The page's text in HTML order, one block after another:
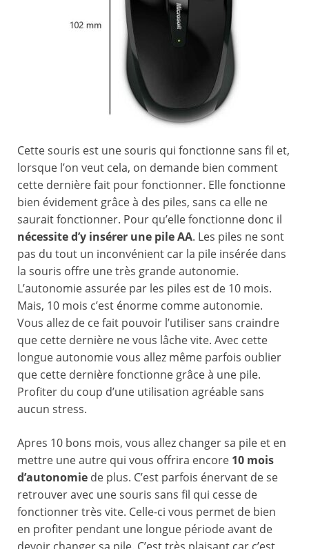
Cette souris est une souris qui fonctionne sans fil et,
lorsque l’on veut cela, on demande bien comment
cette dernière fait pour fonctionner. Elle fonctionne
bien évidement grâce à des piles, sans ca elle ne
saurait fonctionner. Pour qu’elle fonctionne donc il
nécessite d’y insérer une pile AA. Les piles ne sont
pas du tout un inconvénient car la pile insérée dans
la souris offre une très grande autonomie.
L’autonomie assurée par les piles est de 10 mois.
Mais, 10 mois c’est énorme comme autonomie.
Vous allez de ce fait pouvoir l’utiliser sans craindre
que cette dernière ne vous lâche vite. Avec cette
longue autonomie vous allez même parfois oublier
que cette dernière fonctionne grâce à une pile.
Profiter du coup d’une utilisation agréable sans
aucun stress.
Apres 10 bons mois, vous allez changer sa pile et en
mettre une autre qui vous offrira encore 10 mois
d’autonomie de plus. C’est parfois énervant de se
retrouver avec une souris sans fil qui cesse de
fonctionner très vite. Celle-ci vous permet de bien
en profiter pendant une longue période avant de